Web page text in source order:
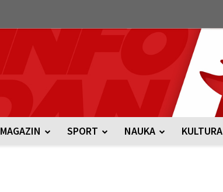
MAGAZIN SPORT NAUKA KULTURA